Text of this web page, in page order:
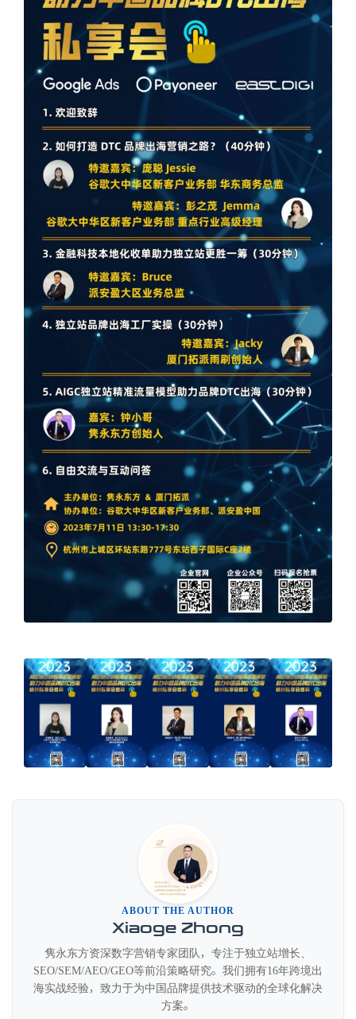
ABOUT THE AUTHOR
Xiaoge Zhong
隽永东方资深数字营销专家团队，专注于独立站增长、
SEO/SEM/AEO/GEO等前沿策略研究。我们拥有16年跨境出
海实战经验，致力于为中国品牌提供技术驱动的全球化解决
方案。